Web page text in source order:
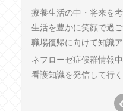
療養生活の中・将来を考
生活を豊かに笑顔で過
職場復帰に向けて知識
ネフローゼ症候群情報
看護知識を発信して行